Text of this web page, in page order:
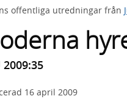
offentliga utredningar från
2009:35
16 april 2009